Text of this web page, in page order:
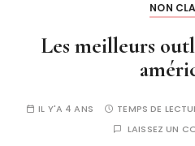
NON
Les meilleurs
IL Y'A 4 ANS TEMPS DE
LAISSEZ UN